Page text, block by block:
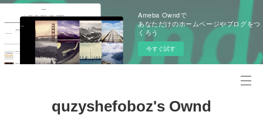
Ameba Owndで
あなただけのホームページやブログをつ
くろう
今すぐ試す
quzyshefoboz's Ownd